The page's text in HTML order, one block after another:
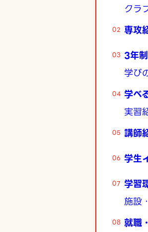
クラ
専攻
3年
学び
学べ
実習
講師
学生
学習
施設
就職